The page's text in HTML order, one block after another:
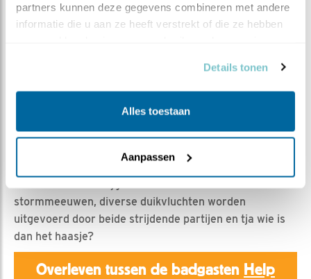
partners kunnen deze gegevens combineren met andere
informatie die u aan ze heeft verstrekt of die ze hebben
Details tonen
Alles toestaan
Aanpassen
DEEL DIT FILMPJE
|
140x
Al zien we geen vogels broeden in beeld, toch is er
strijd onderling, deze keer voor de nestcamera.
stormmeeuwen, diverse duikvluchten worden
uitgevoerd door beide strijdende partijen en tja wie is
dan het haasje?
Overleven tussen de badgasten Help